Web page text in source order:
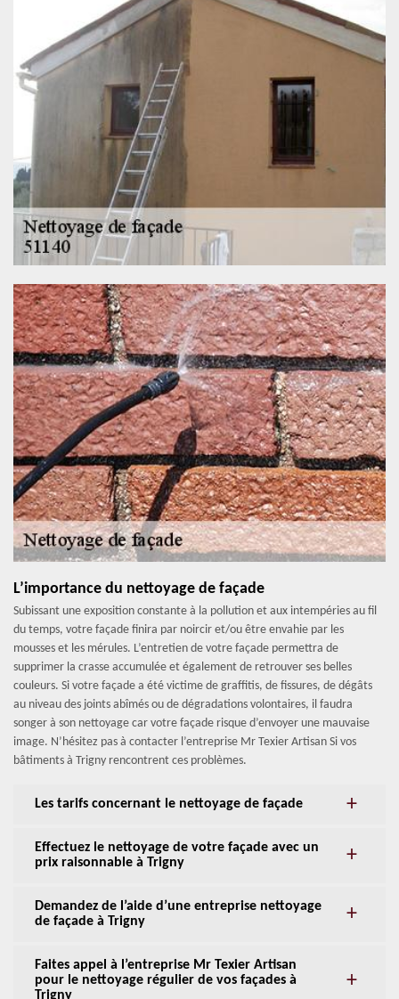
L’importance du nettoyage de façade
Subissant une exposition constante à la pollution et aux intempéries au fil
du temps, votre façade finira par noircir et/ou être envahie par les
mousses et les mérules. L’entretien de votre façade permettra de
supprimer la crasse accumulée et également de retrouver ses belles
couleurs. Si votre façade a été victime de graffitis, de fissures, de dégâts
au niveau des joints abîmés ou de dégradations volontaires, il faudra
songer à son nettoyage car votre façade risque d’envoyer une mauvaise
image. N’hésitez pas à contacter l’entreprise Mr Texier Artisan Si vos
bâtiments à Trigny rencontrent ces problèmes.
Les tarifs concernant le nettoyage de façade
Effectuez le nettoyage de votre façade avec un
prix raisonnable à Trigny
Demandez de l’aide d’une entreprise nettoyage
de façade à Trigny
Faites appel à l’entreprise Mr Texier Artisan
pour le nettoyage régulier de vos façades à
Trigny